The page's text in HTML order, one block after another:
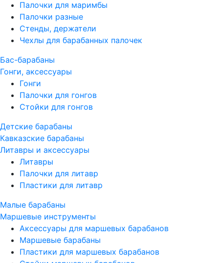
Палочки для маримбы
Палочки разные
Стенды, держатели
Чехлы для барабанных палочек
Бас-барабаны
Гонги, аксессуары
Гонги
Палочки для гонгов
Стойки для гонгов
Детские барабаны
Кавказские барабаны
Литавры и аксессуары
Литавры
Палочки для литавр
Пластики для литавр
Малые барабаны
Маршевые инструменты
Аксессуары для маршевых барабанов
Маршевые барабаны
Пластики для маршевых барабанов